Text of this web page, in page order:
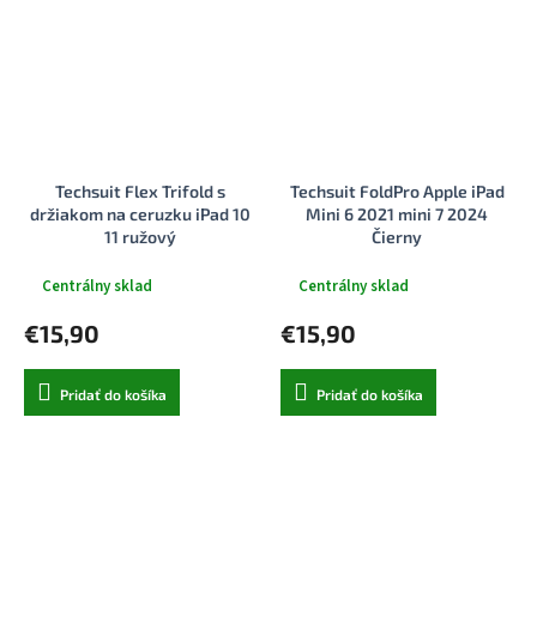
Techsuit Flex Trifold s
držiakom na ceruzku iPad 10
11 ružový
Centrálny sklad
€15,90
Pridať do košíka
Techsuit FoldPro Apple iPad
Mini 6 2021 mini 7 2024
Čierny
Centrálny sklad
€15,90
Pridať do košíka